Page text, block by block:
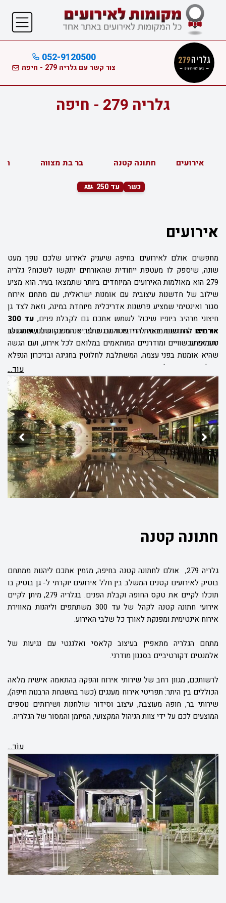
052-9120500
צור קשר עם גלריה 279 - חיפה
גלריה 279 - חיפה
אירועים חתונה קטנה בר בת מצווה
כשר עד 250
אירועים
מחפשים אולם לאירועים בחיפה שיעניק לאירוע שלכם נופך מעט
שונה, שיספק לו מעטפת ייחודית שהאורחים יתקשו לשכוח? גלריה
279 הוא מאולמות האירועים המיוחדים ביותר שתמצאו בעיר. הוא מציע
שילוב של חדשנות עיצובית עם אומנות ישראלית, עם מתחם אירוח
סגור ואינטימי שמציע פרשנות אדריכלית מיוחדת במינה, וזאת לצד גן
חיצוני מרהיב ביופיו שיכול לשמש אתכם גם לקבלת פנים,
עד 300
אורחים
. החדשנות באה לידי ביטוי גם בתפריט המפנק שלנו, שמשלב
טעמים עכשוויים ומודרניים המותאמים במלואם לכל אירוע, ועם הגשה
שהיא אומנות בפני עצמה, המשתלבת לחלוטין בחגיגה ובזיכרון הנפלא
אצל המוזמנים שלכם.
אז בואו להתרשם מהבית החדש והמרגש לנו. אנחנו בטוחים שתתרגשו
יחד איתנו.
עוֹד...
חתונה קטנה
גלריה 279,
אולם לחתונה קטנה בחיפה, מזמין אתכם ליהנות ממתחם
בוטיק לאירועים קטנים המשלב בין חלל אירועים יוקרתי ל- גן בוטיק בו
תוכלו לקיים את טקס החופה וקבלת הפנים. בגלריה 279, מיתן לקיים
אירועי חתונה קטנה לקהל של עד 300 משתתפים וליהנות מאווירת
אירוח אינטימית ומפנקת לאורך כל שלבי האירוע.
מתחם הגלריה מתאפיין בעיצוב קלאסי ואלגנטי עם נגיעות של
אלמנטים דקורטיביים בסגנון מודרני.
לרשותכם, מגוון רחב של שירותי אירוח והפקה בהתאמה אישית מלאה
הכוללים בין היתר: תפריטי אירוח מענגים (כשר בהשגחת הרבנות חיפה),
שירותי בר, חופה מעוצבת, עיצוב וסידור שולחנות ושירותים נוספים
המוצעים לכם על ידי צוות הניהול המקצועי, המיומן והמסור של הגלריה.
עוֹד...